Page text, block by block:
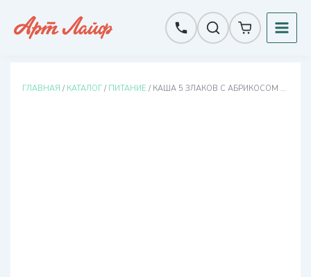
ГЛАВНАЯ / КАТАЛОГ / ПИТАНИЕ / КАША 5 ЗЛАКОВ С АБРИКОСОМ И ЛЬНОМ